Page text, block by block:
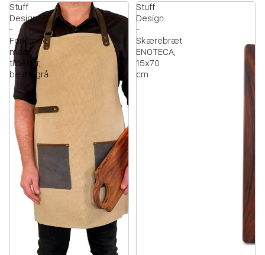
Stuff
Design
-
Forklæde
med
tilbehør,
beige/grå
Stuff
Design
-
Skærebræt
ENOTECA,
15x70
cm